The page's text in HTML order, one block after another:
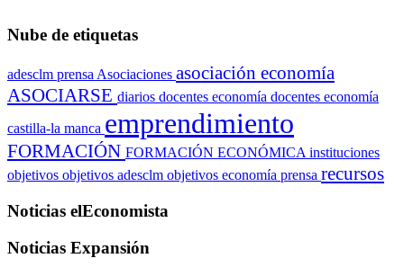
Nube de etiquetas
adesclm prensa Asociaciones asociación economía
ASOCIARSE diarios docentes economía docentes economía
castilla-la manca emprendimiento
FORMACIÓN FORMACIÓN ECONÓMICA instituciones
objetivos objetivos adesclm objetivos economía prensa recursos
Noticias elEconomista
Noticias Expansión